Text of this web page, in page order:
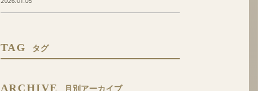
TAG タグ
ARCHIVE 月別アーカイブ